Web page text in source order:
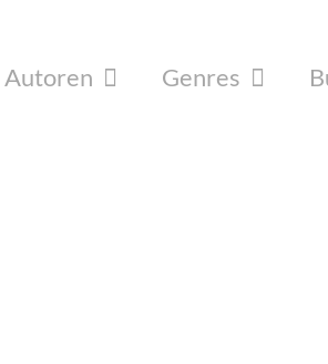
Autoren Genres